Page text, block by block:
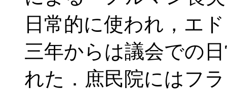
日常的に使われ，エ
三年からは議会での
れた．庶民院にはフ